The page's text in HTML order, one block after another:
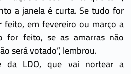
a janela é curta. Se tudo for
feito, em fevereiro ou março a
for feito, se as amarras não
será votado”, lembrou.
da LDO, que vai nortear a